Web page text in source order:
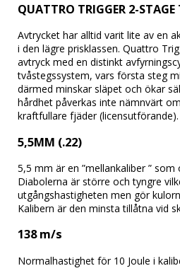
QUATTRO TRIGGER 2-STAGE
Avtrycket har alltid varit lite av en
i den lägre prisklassen. Quattro
avtryck med en distinkt
tvåstegssystem, vars första steg
därmed minskar släpet och ökar
hårdhet påverkas inte nämnvärt
kraftfullare fjäder (licensutförande).
5,5MM (.22)
5,5 mm är en ”mellankaliber ”
Diabolerna är större och tyngre
utgångshastigheten men gör
Kalibern är den minsta tillåtna vid
138 m/s
Normalhastighet för 10 Joule i